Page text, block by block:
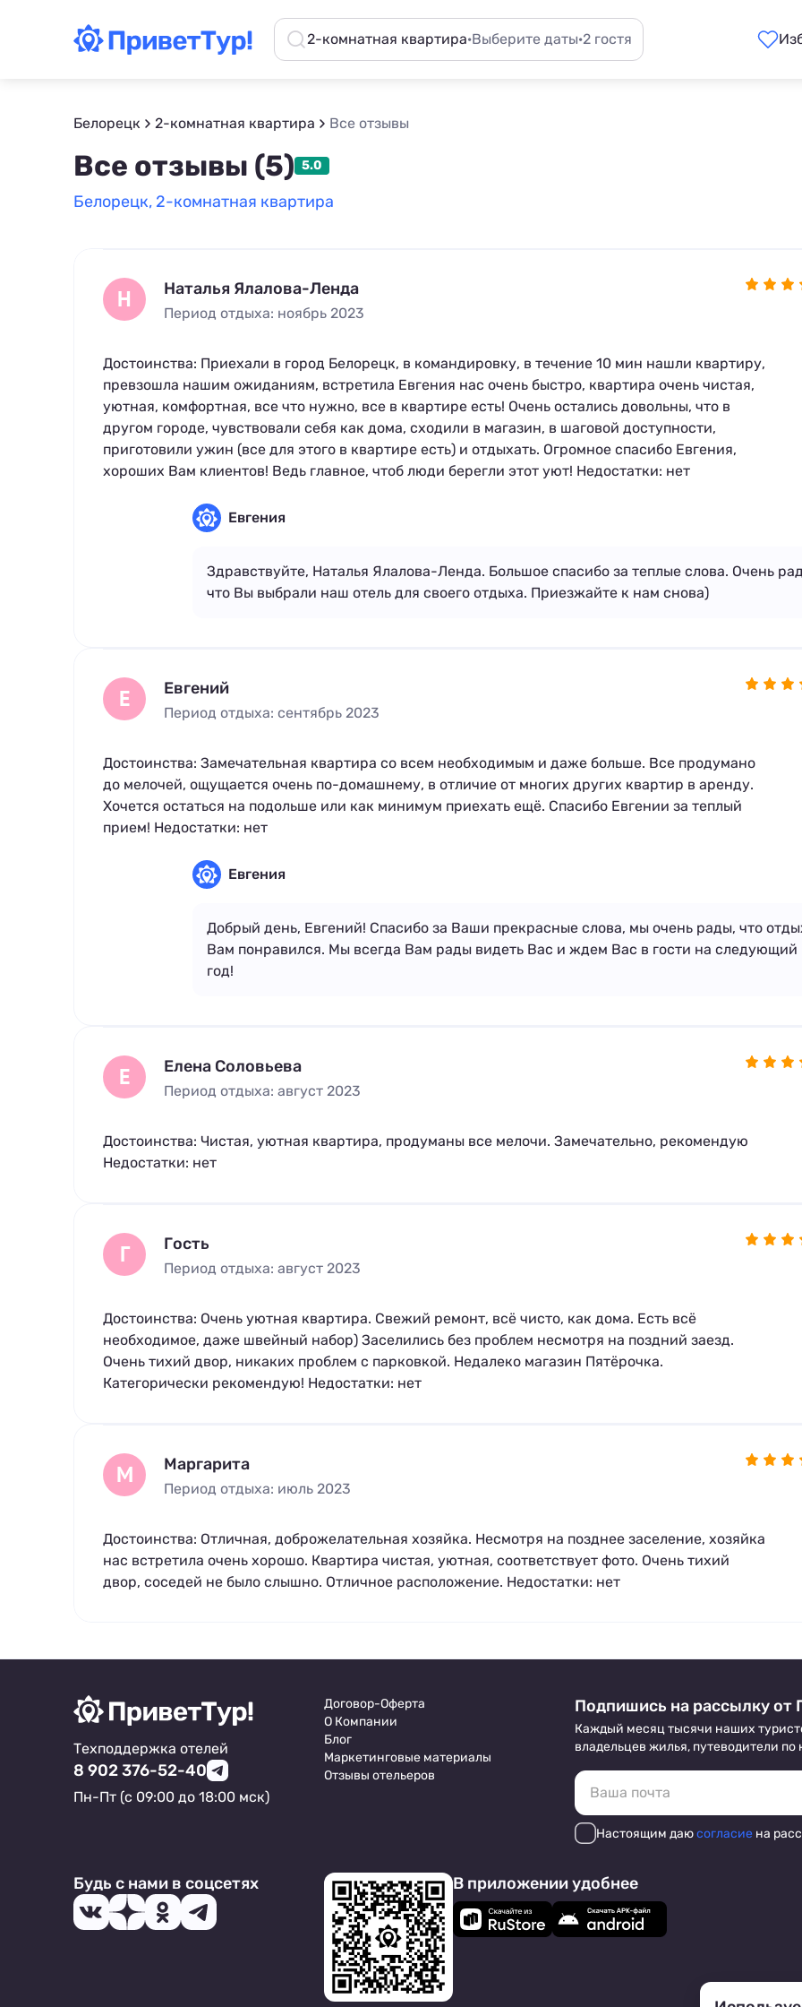
2-комнатная квартира·Выберите даты·2 гостя
Белорецк 2-комнатная квартира Все отзывы
Все отзывы (5) 5.0
Белорецк, 2-комнатная квартира
Н Наталья Ялалова-Ленда
Период отдыха: ноябрь 2023
Достоинства: Приехали в город Белорецк, в командировку, в течение 10 мин нашли квартиру,
превзошла нашим ожиданиям, встретила Евгения нас очень быстро, квартира очень чистая,
уютная, комфортная, все что нужно, все в квартире есть! Очень остались довольны, что в
другом городе, чувствовали себя как дома, сходили в магазин, в шаговой доступности,
приготовили ужин (все для этого в квартире есть) и отдыхать. Огромное спасибо Евгения,
хороших Вам клиентов! Ведь главное, чтоб люди берегли этот уют! Недостатки: нет
Евгения
Здравствуйте, Наталья Ялалова-Ленда. Большое спасибо за теплые слова. Очень
что Вы выбрали наш отель для своего отдыха. Приезжайте к нам снова)
Е Евгений
Период отдыха: сентябрь 2023
Достоинства: Замечательная квартира со всем необходимым и даже больше. Все продумано
до мелочей, ощущается очень по-домашнему, в отличие от многих других квартир в аренду.
Хочется остаться на подольше или как минимум приехать ещё. Спасибо Евгении за теплый
прием! Недостатки: нет
Евгения
Добрый день, Евгений! Спасибо за Ваши прекрасные слова, мы очень рады, что
Вам понравился. Мы всегда Вам рады видеть Вас и ждем Вас в гости на следующий
год!
Е Елена Соловьева
Период отдыха: август 2023
Достоинства: Чистая, уютная квартира, продуманы все мелочи. Замечательно, рекомендую
Недостатки: нет
Г Гость
Период отдыха: август 2023
Достоинства: Очень уютная квартира. Свежий ремонт, всё чисто, как дома. Есть всё
необходимое, даже швейный набор) Заселились без проблем несмотря на поздний заезд.
Очень тихий двор, никаких проблем с парковкой. Недалеко магазин Пятёрочка.
Категорически рекомендую! Недостатки: нет
М Маргарита
Период отдыха: июль 2023
Достоинства: Отличная, доброжелательная хозяйка. Несмотря на позднее заселение, хозяйка
нас встретила очень хорошо. Квартира чистая, уютная, соответствует фото. Очень тихий
двор, соседей не было слышно. Отличное расположение. Недостатки: нет
Техподдержка отелей
8 902 376-52-40
Пн-Пт (с 09:00 до 18:00 мск)
Договор-Оферта
О Компании
Блог
Маркетинговые материалы
Отзывы отельеров
Подпишись на рассылку от
Каждый месяц тысячи наших
владельцев жилья, путеводители
Настоящим даюсогласие на
Будь с нами в соцсетях В приложении удобнее